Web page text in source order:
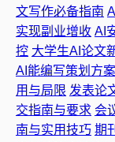
文写作必备指南
实现副业增收 AI
控 大学生AI论文
AI能编写策划方
用与局限 发表论
交指南与要求 会
南与实用技巧 期